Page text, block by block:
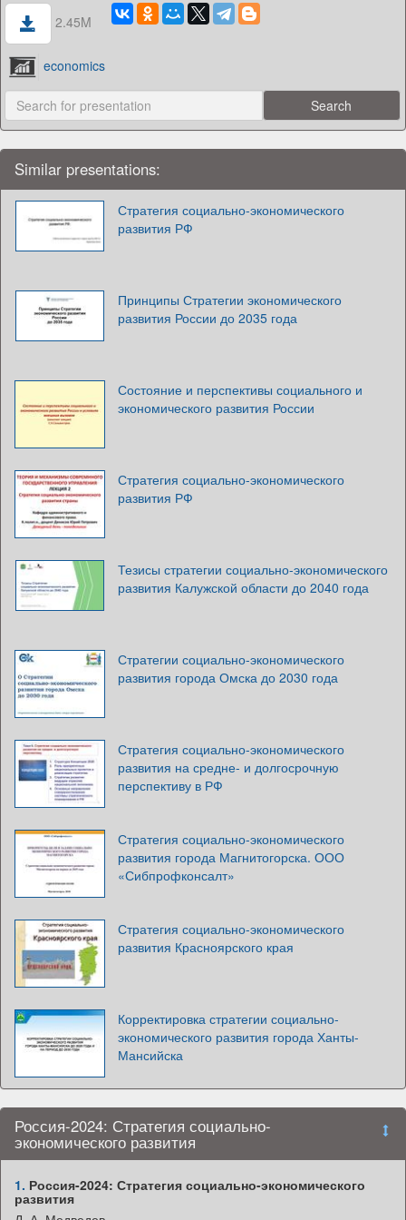
2.45M
economics
Similar presentations:
Стратегия социально-экономического
развития РФ
Принципы Стратегии экономического
развития России до 2035 года
Состояние и перспективы социального и
экономического развития России
Стратегия социально-экономического
развития РФ
Тезисы стратегии социально-экономического
развития Калужской области до 2040 года
Стратегии социально-экономического
развития города Омска до 2030 года
Стратегия социально-экономического
развития на средне- и долгосрочную
перспективу в РФ
Стратегия социально-экономического
развития города Магнитогорска. ООО
«Сибпрофконсалт»
Стратегия социально-экономического
развития Красноярского края
Корректировка стратегии социально-
экономического развития города Ханты-
Мансийска
Россия-2024: Стратегия социально-
экономического развития
1. Россия-2024: Стратегия социально-экономического
развития